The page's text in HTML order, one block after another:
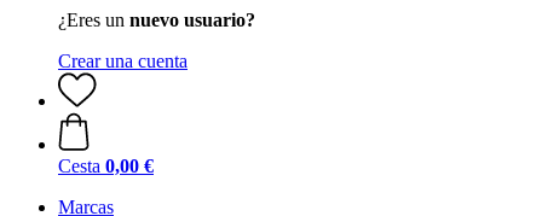
¿Eres un nuevo usuario?
Crear una cuenta
Cesta 0,00 €
Marcas